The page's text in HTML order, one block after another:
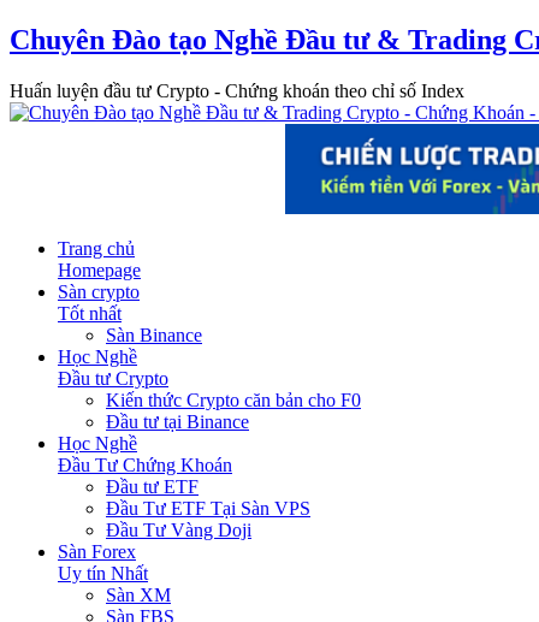
Chuyên Đào tạo Nghề Đầu tư & Trading
Huấn luyện đầu tư Crypto - Chứng khoán theo chỉ số Index
Trang chủ
Homepage
Sàn crypto
Tốt nhất
Sàn Binance
Học Nghề
Đầu tư Crypto
Kiến thức Crypto căn bản cho F0
Đầu tư tại Binance
Học Nghề
Đầu Tư Chứng Khoán
Đầu tư ETF
Đầu Tư ETF Tại Sàn VPS
Đầu Tư Vàng Doji
Sàn Forex
Uy tín Nhất
Sàn XM
Sàn FBS